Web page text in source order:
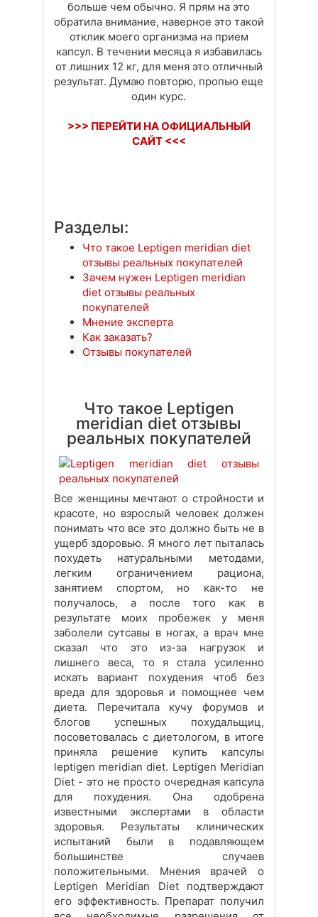
больше чем обычно. Я прям на это
обратила внимание, наверное это такой
отклик моего организма на прием
капсул. В течении месяца я избавилась
от лишних 12 кг, для меня это отличный
результат. Думаю повторю, пропью еще
один курс.
>>> ПЕРЕЙТИ НА ОФИЦИАЛЬНЫЙ
САЙТ <<<
Разделы:
Что такое Leptigen meridian diet
отзывы реальных покупателей
Зачем нужен Leptigen meridian
diet отзывы реальных
покупателей
Мнение эксперта
Как заказать?
Отзывы покупателей
Что такое Leptigen
meridian diet отзывы
реальных покупателей
Все женщины мечтают о стройности и
красоте, но взрослый человек должен
понимать что все это должно быть не в
ущерб здоровью. Я много лет пыталась
похудеть натуральными методами,
легким ограничением рациона,
занятием спортом, но как-то не
получалось, а после того как в
результате моих пробежек у меня
заболели сутсавы в ногах, а врач мне
сказал что это из-за нагрузок и
лишнего веса, то я стала усиленно
искать вариант похудения чтоб без
вреда для здоровья и помощнее чем
диета. Перечитала кучу форумов и
блогов успешных похудальщиц,
посоветовалась с диетологом, в итоге
приняла решение купить капсулы
leptigen meridian diet. Leptigen Meridian
Diеt - это не просто очередная капсула
для похудения. Она одобрена
известными экспертами в области
здоровья. Результаты клинических
испытаний были в подавляющем
большинстве случаев
положительными. Мнения врачей о
Leptigen Meridian Diеt подтверждают
его эффективность. Препарат получил